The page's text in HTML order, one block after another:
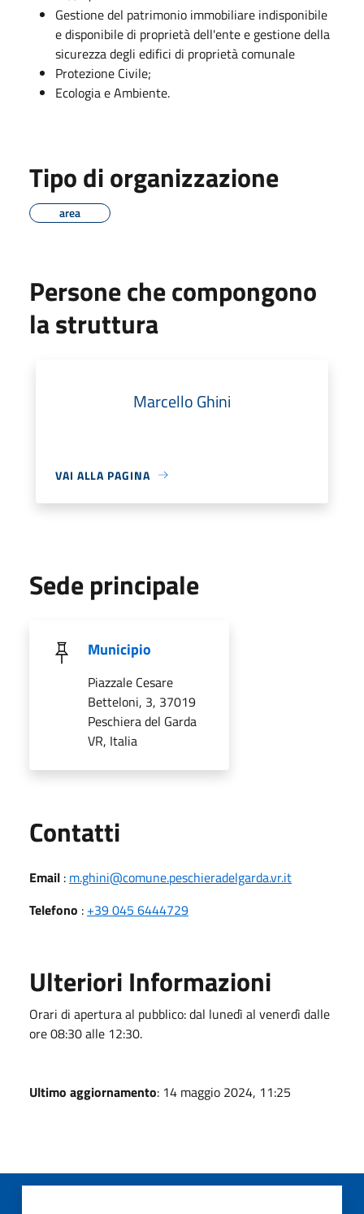
Gestione del patrimonio immobiliare indisponibile
e disponibile di proprietà dell'ente e gestione della
sicurezza degli edifici di proprietà comunale
Protezione Civile;
Ecologia e Ambiente.
Tipo di organizzazione
area
Persone che compongono
la struttura
Marcello Ghini
VAI ALLA PAGINA
Sede principale
Municipio
Piazzale Cesare
Betteloni, 3, 37019
Peschiera del Garda
VR, Italia
Contatti
Email : m.ghini@comune.peschieradelgarda.vr.it
Telefono : +39 045 6444729
Ulteriori Informazioni
Orari di apertura al pubblico: dal lunedì al venerdì dalle
ore 08:30 alle 12:30.
Ultimo aggiornamento: 14 maggio 2024, 11:25